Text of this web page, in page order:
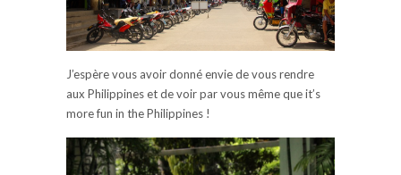
J’espère vous avoir donné envie de vous rendre
aux Philippines et de voir par vous même que it’s
more fun in the Philippines !